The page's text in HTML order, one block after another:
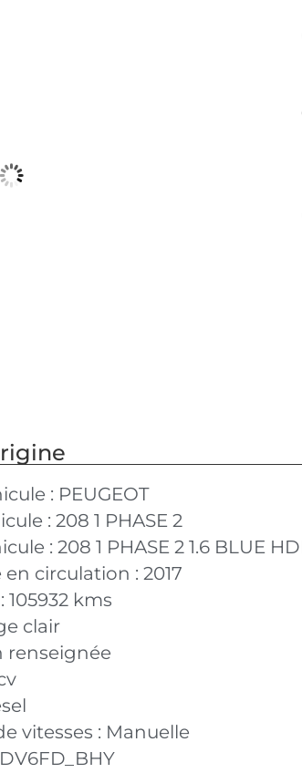
: PEUGEOT
: 208 1 PHASE 2
: 208 1 PHASE 2 1.6 BLUE
circulation : 2017
105932 kms
clair
renseignée
vitesses : Manuelle
DV6FD_BHY